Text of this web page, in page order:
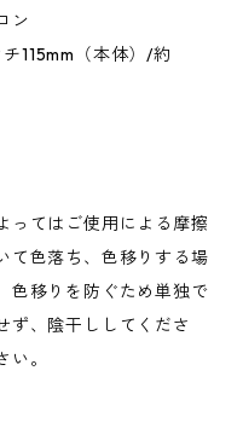
ン
115mm（本体）/約
ってはご使用による摩擦
て色落ち、色移りする場
色移りを防ぐため単独で
ず、陰干ししてくださ
。